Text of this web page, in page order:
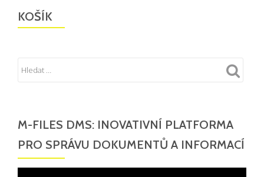
KOŠÍK
M-FILES DMS: INOVATIVNÍ PLATFORMA
PRO SPRÁVU DOKUMENTŮ A INFORMACÍ